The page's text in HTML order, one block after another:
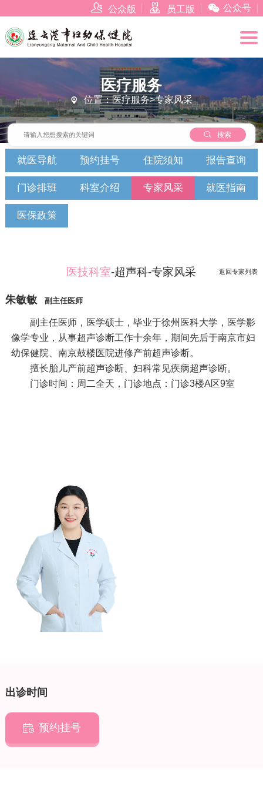
 公众版  员工版  公众号
 搜索
医疗服务
 位置：医疗服务>专家风采
就医导航 预约挂号 住院须知 报告查询
门诊排班 科室介绍 专家风采 就医指南
医保政策
医技科室-超声科-专家风采 返回专家列表
朱敏敏 副主任医师
副主任医师，医学硕士，毕业于徐州医科大学，医学影
像学专业，从事超声诊断工作十余年，期间先后于南京市妇
幼保健院、南京鼓楼医院进修产前超声诊断。
擅长胎儿产前超声诊断、妇科常见疾病超声诊断。
门诊时间：周二全天，门诊地点：门诊3楼A区9室
出诊时间
 预约挂号